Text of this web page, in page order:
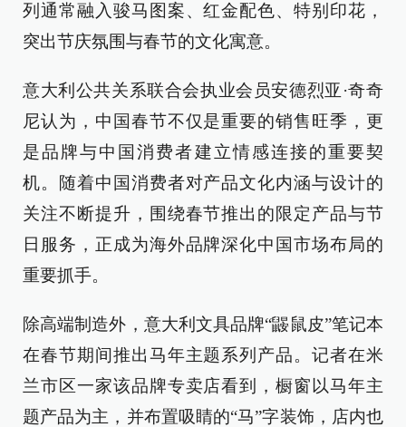
列通常融入骏马图案、红金配色、特别印花，
突出节庆氛围与春节的文化寓意。
意大利公共关系联合会执业会员安德烈亚·奇奇
尼认为，中国春节不仅是重要的销售旺季，更
是品牌与中国消费者建立情感连接的重要契
机。随着中国消费者对产品文化内涵与设计的
关注不断提升，围绕春节推出的限定产品与节
日服务，正成为海外品牌深化中国市场布局的
重要抓手。
除高端制造外，意大利文具品牌“鼹鼠皮”笔记本
在春节期间推出马年主题系列产品。记者在米
兰市区一家该品牌专卖店看到，橱窗以马年主
题产品为主，并布置吸睛的“马”字装饰，店内也